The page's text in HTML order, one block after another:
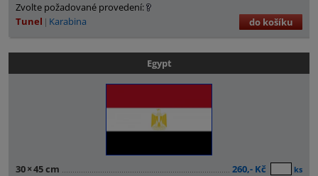
Zvolte požadované provedení:
Tunel
Karabina do košíku
Egypt
30×45 cm 260,- Kč ks